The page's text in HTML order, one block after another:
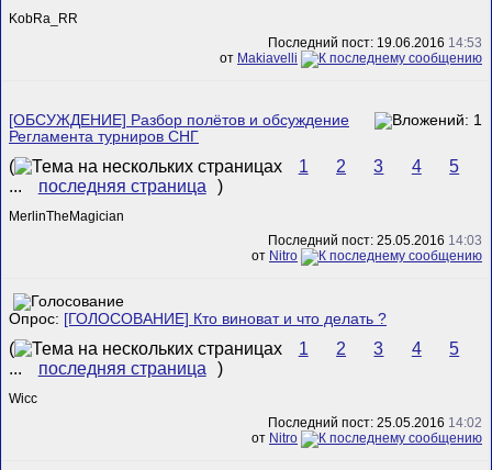
KobRa_RR
Последний пост: 19.06.2016 14:53
от Makiavelli
[ОБСУЖДЕНИЕ] Разбор полётов и обсуждение
Регламента турниров СНГ
( 1 2 3 4
5
...
последняя страница )
MerlinTheMagician
Последний пост: 25.05.2016 14:03
от Nitro
Опрос: [ГОЛОСОВАНИЕ] Кто виноват и что делать ?
( 1 2 3 4
5
...
последняя страница )
Wicc
Последний пост: 25.05.2016 14:02
от Nitro